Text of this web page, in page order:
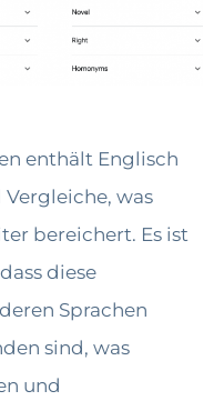
enthält Englisch
was
bereichert. Es ist
diese
Sprachen
sind, was
und